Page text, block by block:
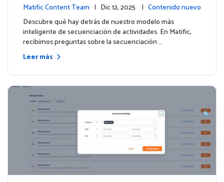
rsonalizado en la Isla de Aventuras
Matific Content Team | Dic 12, 2025 | Contenido nuevo
Descubre qué hay detrás de nuestro modelo más
inteligente de secuenciación de actividades. En Matific,
recibimos preguntas sobre la secuenciación …
Leer más